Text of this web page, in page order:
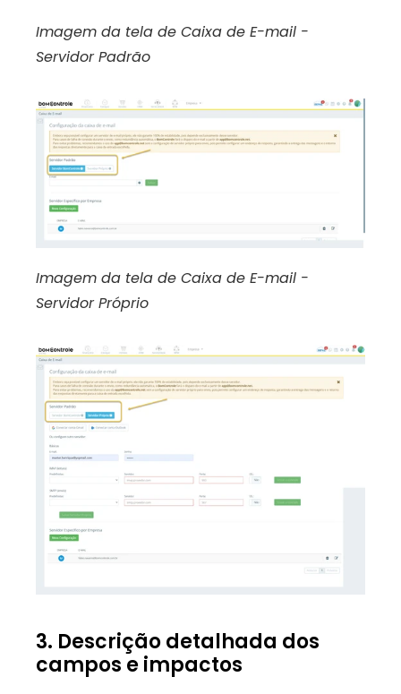
Imagem da tela de Caixa de E-mail -
Servidor Padrão
Imagem da tela de Caixa de E-mail -
Servidor Próprio
3. Descrição detalhada dos
campos e impactos